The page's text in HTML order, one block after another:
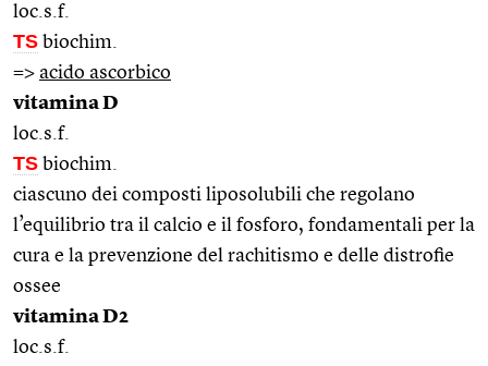
loc.s.f.
TS biochim.
=> acido ascorbico
vitamina D
loc.s.f.
TS biochim.
ciascuno dei composti liposolubili che regolano
l’equilibrio tra il calcio e il fosforo, fondamentali per la
cura e la prevenzione del rachitismo e delle distrofie
ossee
vitamina D2
loc.s.f.